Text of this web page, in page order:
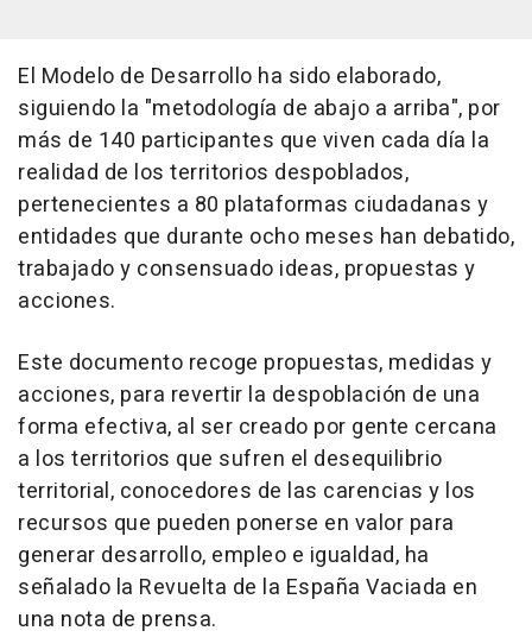
El Modelo de Desarrollo ha sido elaborado,
siguiendo la "metodología de abajo a arriba", por
más de 140 participantes que viven cada día la
realidad de los territorios despoblados,
pertenecientes a 80 plataformas ciudadanas y
entidades que durante ocho meses han debatido,
trabajado y consensuado ideas, propuestas y
acciones.
Este documento recoge propuestas, medidas y
acciones, para revertir la despoblación de una
forma efectiva, al ser creado por gente cercana
a los territorios que sufren el desequilibrio
territorial, conocedores de las carencias y los
recursos que pueden ponerse en valor para
generar desarrollo, empleo e igualdad, ha
señalado la Revuelta de la España Vaciada en
una nota de prensa.